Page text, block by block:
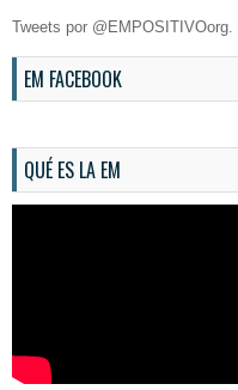
Tweets por @EMPOSITIVOorg.
EM FACEBOOK
QUÉ ES LA EM